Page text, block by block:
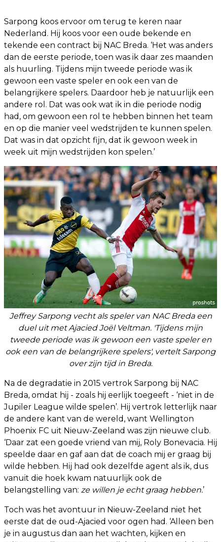
Sarpong koos ervoor om terug te keren naar
Nederland. Hij koos voor een oude bekende en
tekende een contract bij NAC Breda. ‘Het was anders
dan de eerste periode, toen was ik daar zes maanden
als huurling. Tijdens mijn tweede periode was ik
gewoon een vaste speler en ook een van de
belangrijkere spelers. Daardoor heb je natuurlijk een
andere rol. Dat was ook wat ik in die periode nodig
had, om gewoon een rol te hebben binnen het team
en op die manier veel wedstrijden te kunnen spelen.
Dat was in dat opzicht fijn, dat ik gewoon week in
week uit mijn wedstrijden kon spelen.’
Jeffrey Sarpong vecht als speler van NAC Breda een
duel uit met Ajacied Joël Veltman. 'Tijdens mijn
tweede periode was ik gewoon een vaste speler en
ook een van de belangrijkere spelers', vertelt Sarpong
over zijn tijd in Breda.
Na de degradatie in 2015 vertrok Sarpong bij NAC
Breda, omdat hij - zoals hij eerlijk toegeeft - ‘niet in de
Jupiler League wilde spelen’. Hij vertrok letterlijk naar
de andere kant van de wereld, want Wellington
Phoenix FC uit Nieuw-Zeeland was zijn nieuwe club.
‘Daar zat een goede vriend van mij, Roly Bonevacia. Hij
speelde daar en gaf aan dat de coach mij er graag bij
wilde hebben. Hij had ook dezelfde agent als ik, dus
vanuit die hoek kwam natuurlijk ook de
belangstelling van: ze willen je echt graag hebben.’
Toch was het avontuur in Nieuw-Zeeland niet het
eerste dat de oud-Ajacied voor ogen had. ‘Alleen ben
je in augustus dan aan het wachten, kijken en